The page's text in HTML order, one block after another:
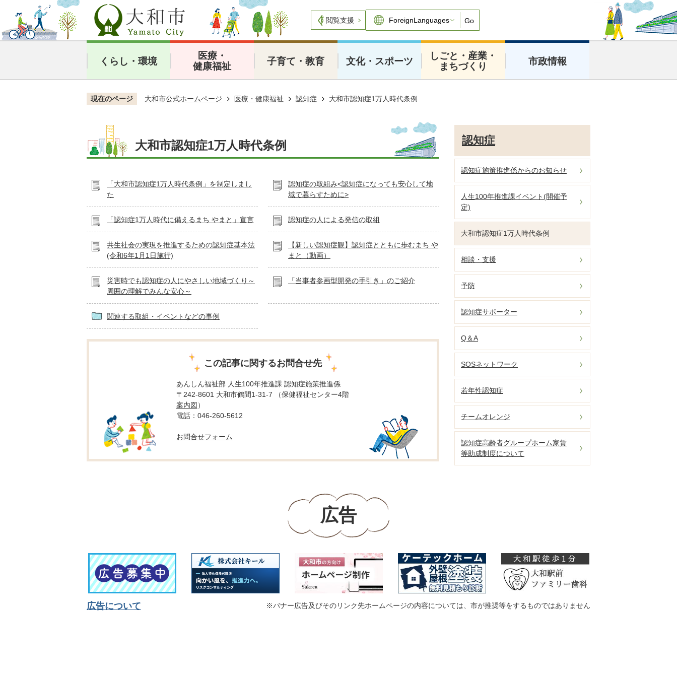
閲覧支援 Go
くらし・環境
医療・
健康福祉
子育て・教育 文化・スポーツ
しごと・産業・
まちづくり
市政情報
現在のページ 大和市公式ホームページ 医療・健康福祉 認知症 大和市認知症1万人時代条例
大和市認知症1万人時代条例
「大和市認知症1万人時代条例」を制定しまし
た
認知症の取組み<認知症になっても安心して地
域で暮らすために>
「認知症1万人時代に備えるまち やまと」宣言 認知症の人による発信の取組
共生社会の実現を推進するための認知症基本法
(令和6年1月1日施行)
【新しい認知症観】認知症とともに歩むまち や
まと（動画）
災害時でも認知症の人にやさしい地域づくり～
周囲の理解でみんな安心～
「当事者参画型開発の手引き」のご紹介
関連する取組・イベントなどの事例
この記事に関するお問合せ先
あんしん福祉部 人生100年推進課 認知症施策推進係
〒242-8601 大和市鶴間1-31-7 （保健福祉センター4階
案内図 ）
電話：046-260-5612
お問合せフォーム
認知症
認知症施策推進係からのお知らせ
人生100年推進課イベント(開催予
定)
大和市認知症1万人時代条例
相談・支援
予防
認知症サポーター
Q＆A
SOSネットワーク
若年性認知症
チームオレンジ
認知症高齢者グループホーム家賃
等助成制度について
広告
広告について ※バナー広告及びそのリンク先ホームページの内容については、市が推奨等をするものではありません